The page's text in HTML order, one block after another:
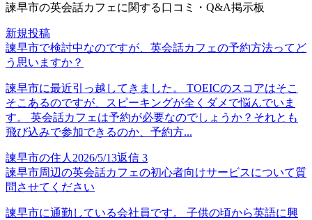
諫早市の英会話カフェに関する口コミ・Q&A掲示板
新規投稿
諫早市で検討中なのですが、英会話カフェの予約方法ってど
う思いますか？
諫早市に最近引っ越してきました。 TOEICのスコアはそこ
そこあるのですが、スピーキングが全くダメで悩んでいま
す。 英会話カフェは予約が必要なのでしょうか？それとも
飛び込みで参加できるのか、予約方...
諫早市の住人 2026/5/13返信 3
諫早市周辺の英会話カフェの初心者向けサービスについて質
問させてください
諫早市に通勤している会社員です。 子供の頃から英語に興